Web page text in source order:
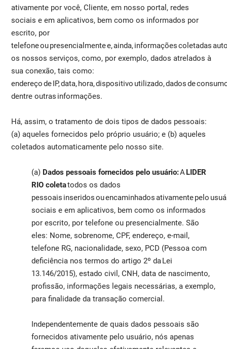
ativamente por você, Cliente, em nosso portal, redes
sociais e em aplicativos, bem como os informados por
escrito, por
telefone ou presencialmente e, ainda, informações coletadas
os nossos serviços, como, por exemplo, dados atrelados à
sua conexão, tais como:
endereço de IP, data, hora, dispositivo utilizado, dados de
dentre outras informações.
Há, assim, o tratamento de dois tipos de dados pessoais:
(a) aqueles fornecidos pelo próprio usuário; e (b) aqueles
coletados automaticamente pelo nosso site.
(a) Dados pessoais fornecidos pelo usuário:ALIDER
RIO coletatodos os dados
pessoais inseridos ou encaminhados ativamente pelo
sociais e em aplicativos, bem como os informados
por escrito, por telefone ou presencialmente. São
eles: Nome, sobrenome, CPF, endereço, e-mail,
telefone RG, nacionalidade, sexo, PCD (Pessoa com
deficiência nos termos do artigo 2º da Lei
13.146/2015), estado civil, CNH, data de nascimento,
profissão, informações legais necessárias, a exemplo,
para finalidade da transação comercial.
Independentemente de quais dados pessoais são
fornecidos ativamente pelo usuário, nós apenas